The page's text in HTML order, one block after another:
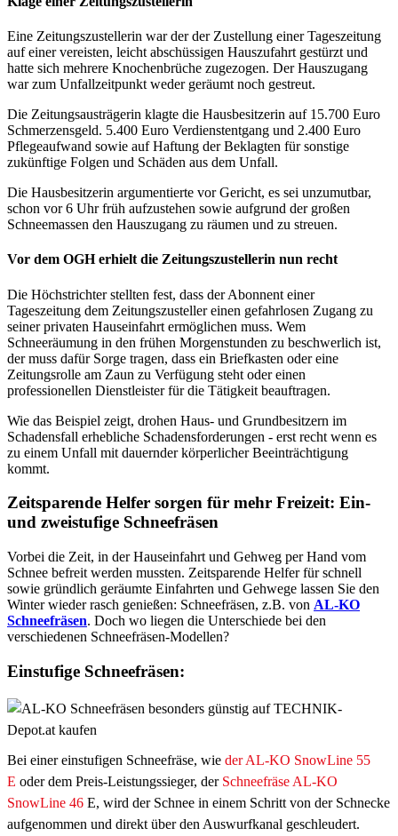
Eine Zeitungszustellerin war der der Zustellung einer Tageszeitung
auf einer vereisten, leicht abschüssigen Hauszufahrt gestürzt und
hatte sich mehrere Knochenbrüche zugezogen. Der Hauszugang
war zum Unfallzeitpunkt weder geräumt noch gestreut.
Die Zeitungsausträgerin klagte die Hausbesitzerin auf 15.700 Euro
Schmerzensgeld. 5.400 Euro Verdienstentgang und 2.400 Euro
Pflegeaufwand sowie auf Haftung der Beklagten für sonstige
zukünftige Folgen und Schäden aus dem Unfall.
Die Hausbesitzerin argumentierte vor Gericht, es sei unzumutbar,
schon vor 6 Uhr früh aufzustehen sowie aufgrund der großen
Schneemassen den Hauszugang zu räumen und zu streuen.
Vor dem OGH erhielt die Zeitungszustellerin nun recht
Die Höchstrichter stellten fest, dass der Abonnent einer
Tageszeitung dem Zeitungszusteller einen gefahrlosen Zugang zu
seiner privaten Hauseinfahrt ermöglichen muss. Wem
Schneeräumung in den frühen Morgenstunden zu beschwerlich ist,
der muss dafür Sorge tragen, dass ein Briefkasten oder eine
Zeitungsrolle am Zaun zu Verfügung steht oder einen
professionellen Dienstleister für die Tätigkeit beauftragen.
Wie das Beispiel zeigt, drohen Haus- und Grundbesitzern im
Schadensfall erhebliche Schadensforderungen - erst recht wenn es
zu einem Unfall mit dauernder körperlicher Beeinträchtigung
kommt.
Zeitsparende Helfer sorgen für mehr Freizeit: Ein-
und zweistufige Schneefräsen
Vorbei die Zeit, in der Hauseinfahrt und Gehweg per Hand vom
Schnee befreit werden mussten. Zeitsparende Helfer für schnell
sowie gründlich geräumte Einfahrten und Gehwege lassen Sie den
Winter wieder rasch genießen: Schneefräsen, z.B. von AL-KO
Schneefräsen. Doch wo liegen die Unterschiede bei den
verschiedenen Schneefräsen-Modellen?
Einstufige Schneefräsen:
Bei einer einstufigen Schneefräse, wie der AL-KO SnowLine 55
E oder dem Preis-Leistungssieger, der Schneefräse AL-KO
SnowLine 46 E, wird der Schnee in einem Schritt von der Schnecke
aufgenommen und direkt über den Auswurfkanal geschleudert.